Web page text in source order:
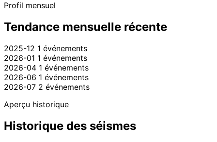
Profil mensuel
Tendance mensuelle récente
2025-12 1 événements
2026-01 1 événements
2026-04 1 événements
2026-06 1 événements
2026-07 2 événements
Aperçu historique
Historique des séismes